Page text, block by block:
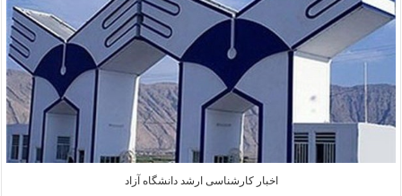
آزمون
کارشناسی
ارشد
اخبار کارشناسی ارشد دانشگاه آزاد